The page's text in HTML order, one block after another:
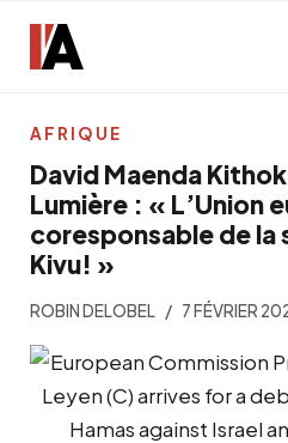
David Maenda
Lumière : « L’Union
coresponsable de la
Kivu! »
ROBIN DELOBEL 7 FÉVRIER
AFRIQUE